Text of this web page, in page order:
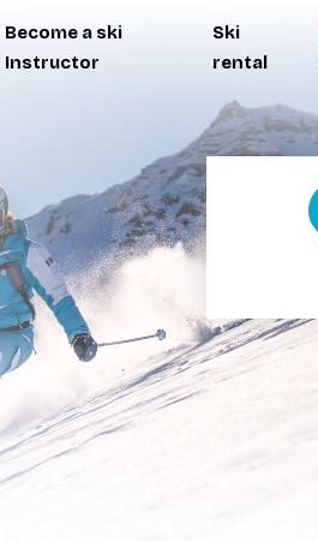
Become a ski
Instructor
Ski
rental